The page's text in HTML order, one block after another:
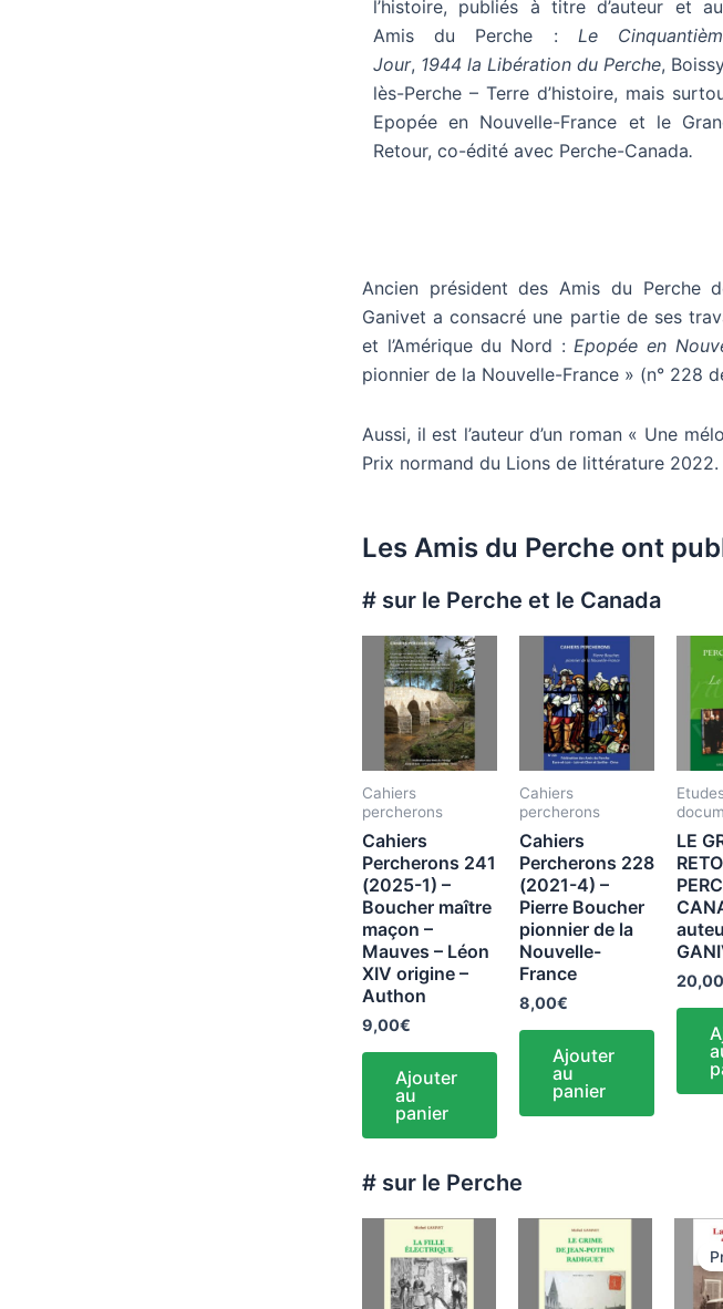
l’histoire, publiés à titre d’auteur et
Amis du Perche : Le
Jour, 1944 la Libération du Perche,
lès-Perche – Terre d’histoire, mais
Epopée en Nouvelle-France et le
Retour, co-édité avec Perche-Canada.
Ancien président des Amis du Perche
Ganivet a consacré une partie de ses
et l’Amérique du Nord : Epopée en
pionnier de la Nouvelle-France » (n° 228
Aussi, il est l’auteur d’un roman « Une
Prix normand du Lions de littérature 2022.
Les Amis du Perche ont
# sur le Perche et le Canada
Cahiers
percherons
Cahiers
Percherons 241
(2025-1) –
Boucher maître
maçon –
Mauves – Léon
XIV origine –
Authon
9,00€
Ajouter
au
panier
Cahiers
percherons
Cahiers
Percherons 228
(2021-4) –
Pierre Boucher
pionnier de la
Nouvelle-
France
8,00€
Ajouter
au
panier
LE
20,00
# sur le Perche